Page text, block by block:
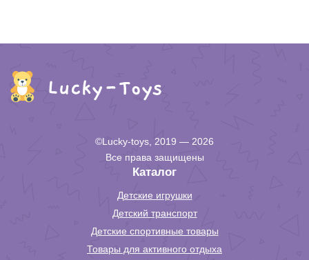
©Lucky-toys, 2019 — 2026
Все права защищены
Каталог
Детские игрушки
Детский транспорт
Детские спортивные товары
Товары для активного отдыха